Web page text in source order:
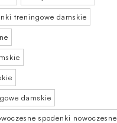
treningowe damskie
damskie
spodenki nowoczesne